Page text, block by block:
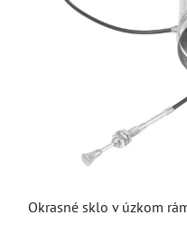
Okrasné sklo v úzkom